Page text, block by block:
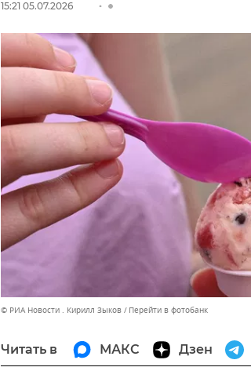
15:21 05.07.2026
© РИА Новости . Кирилл Зыков Перейти в фотобанк
Читать в МАКС Дзен